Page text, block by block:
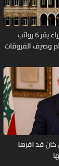
معلومات للـLBCI: مجلس الوزراء يقر 6 رواتب
وصرف الفروقات
كان قد اقرها